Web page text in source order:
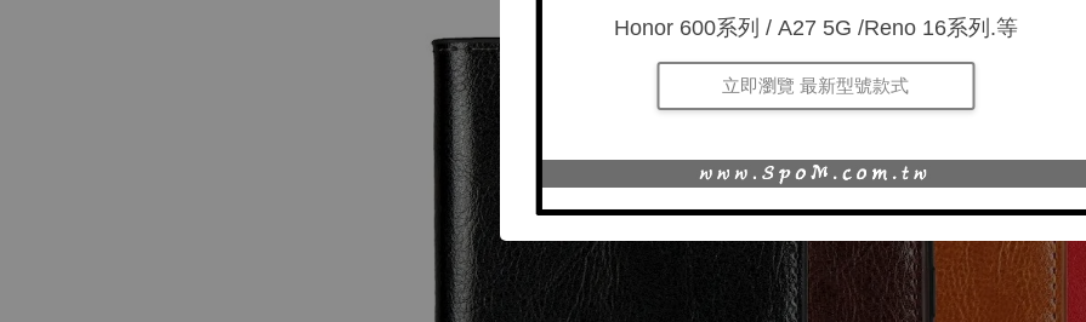
Honor 600系列 / A27 5G /Reno 16系列.等
立即瀏覽 最新型號款式